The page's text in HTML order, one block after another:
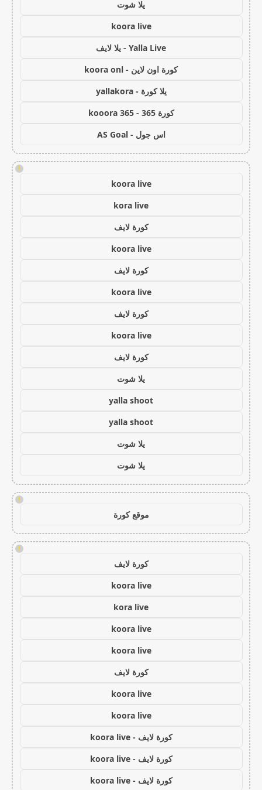
يلا شوت
koora live
Yalla Live - يلا لايف
كورة اون لاين - koora onl
يلا كورة - yallakora
كورة 365 - kooora 365
اس جول - AS Goal
!
koora live
kora live
كورة لايف
koora live
كورة لايف
koora live
كورة لايف
koora live
كورة لايف
يلا شوت
yalla shoot
yalla shoot
يلا شوت
يلا شوت
!
موقع كورة
!
كورة لايف
koora live
kora live
koora live
koora live
كورة لايف
koora live
koora live
كورة لايف - koora live
كورة لايف - koora live
كورة لايف - koora live